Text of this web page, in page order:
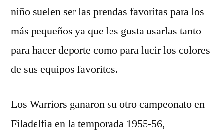
niño suelen ser las prendas favoritas para los
más pequeños ya que les gusta usarlas tanto
para hacer deporte como para lucir los colores
de sus equipos favoritos.
Los Warriors ganaron su otro campeonato en
Filadelfia en la temporada 1955-56,